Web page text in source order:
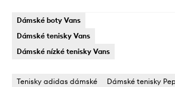
Dámské boty Vans
Dámské tenisky Vans
Dámské nízké tenisky Vans
Tenisky adidas dámské
Dámské tenisky